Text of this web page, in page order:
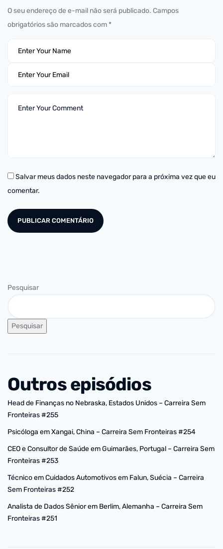
O seu endereço de e-mail não será publicado. Campos
obrigatórios são marcados com *
Salvar meus dados neste navegador para a próxima vez que eu
comentar.
Pesquisar
Pesquisar
Outros episódios
Head de Finanças no Nebraska, Estados Unidos – Carreira Sem
Fronteiras #255
Psicóloga em Xangai, China – Carreira Sem Fronteiras #254
CEO e Consultor de Saúde em Guimarães, Portugal – Carreira Sem
Fronteiras #253
Técnico em Cuidados Automotivos em Falun, Suécia – Carreira
Sem Fronteiras #252
Analista de Dados Sênior em Berlim, Alemanha – Carreira Sem
Fronteiras #251